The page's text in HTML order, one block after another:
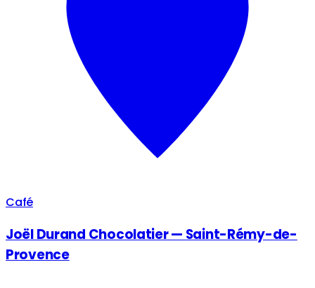
Café
Joël Durand Chocolatier — Saint-Rémy-de-
Provence